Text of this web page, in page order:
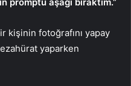
kişinin fotoğrafını yapay
yaparken